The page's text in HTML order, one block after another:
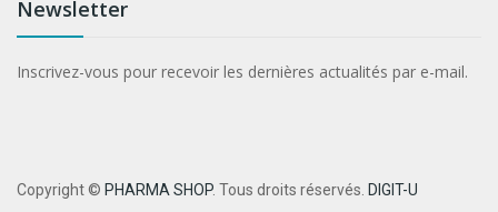
Newsletter
Inscrivez-vous pour recevoir les dernières actualités par e-mail.
Copyright © PHARMA SHOP. Tous droits réservés. DIGIT-U